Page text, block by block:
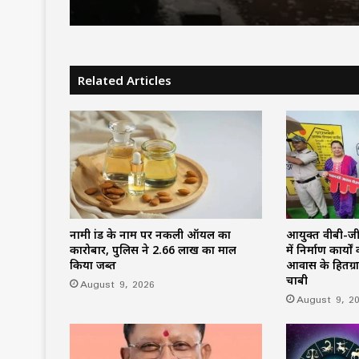
Related Articles
नामी ब्रांड के नाम पर नकली ऑयल का
कारोबार, पुलिस ने 2.66 लाख का माल
किया जब्त
August 9, 2026
आयुक्त वीबी-
में निर्माण
आवास के
चाबी
August 9,